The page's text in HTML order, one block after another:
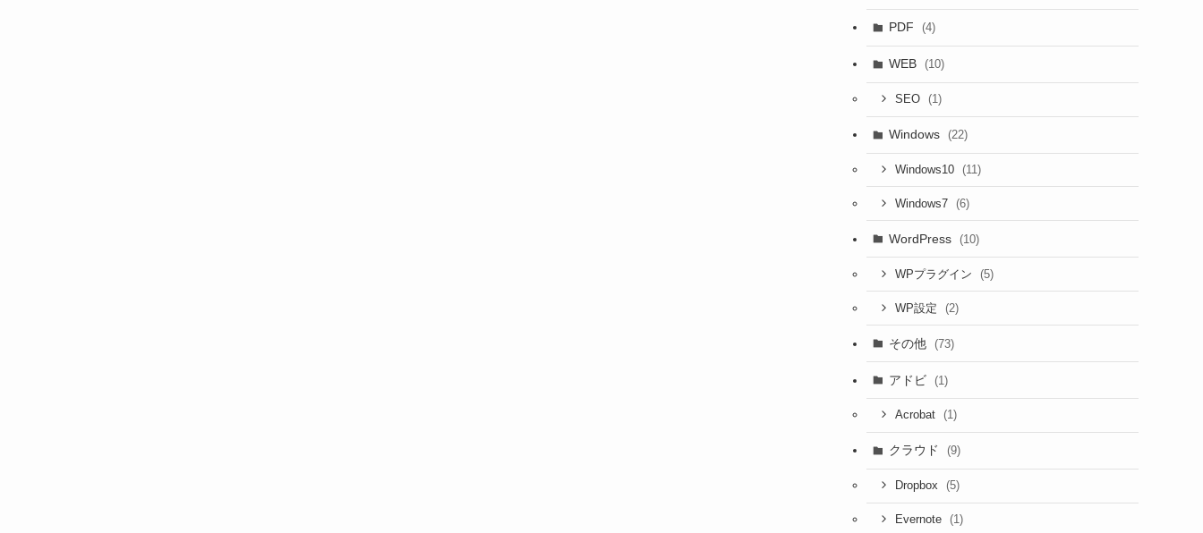
PDF (4)
WEB (10)
SEO (1)
Windows (22)
Windows10 (11)
Windows7 (6)
WordPress (10)
WPプラグイン (5)
WP設定 (2)
その他 (73)
アドビ (1)
Acrobat (1)
クラウド (9)
Dropbox (5)
Evernote (1)